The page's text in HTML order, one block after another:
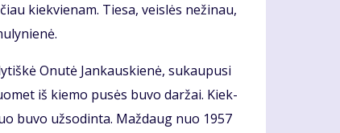
kiek­vie­nam. Tie­sa, veis­lės ne­ži­nau,
Onu­tė Jan­kaus­kie­nė, su­kau­pu­si
iš kie­mo pu­sės bu­vo dar­žai. Kiek­
bu­vo už­so­din­ta. Maž­daug nuo 1957